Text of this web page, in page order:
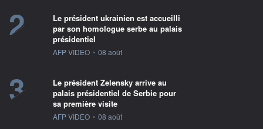
2
Le président ukrainien est accueilli
par son homologue serbe au palais
présidentiel
information fournie par
AFP VIDEO • 08 août
3
Le président Zelensky arrive au
palais présidentiel de Serbie pour
sa première visite
information fournie par
AFP VIDEO • 08 août